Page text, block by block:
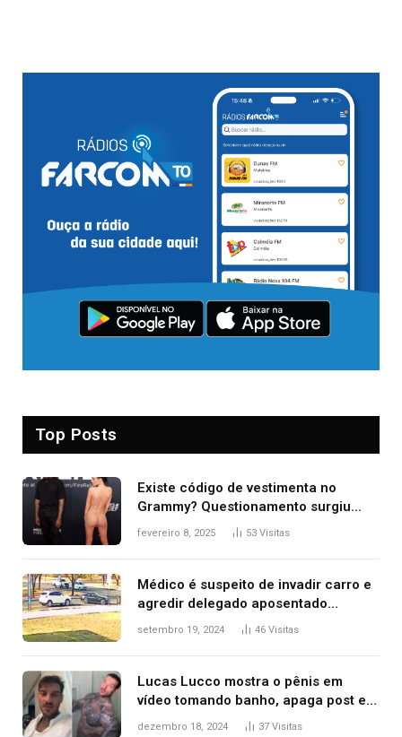
Top Posts
Existe código de vestimenta no
Grammy? Questionamento surgiu
após Bianca Censori, mulher de
fevereiro 8, 2025 53 Visitas
Médico é suspeito de invadir carro e
agredir delegado aposentado
durante confusão no trânsito
setembro 19, 2024 46 Visitas
Lucas Lucco mostra o pênis em
vídeo tomando banho, apaga post e
diz ‘foi mal’
dezembro 18, 2024 37 Visitas